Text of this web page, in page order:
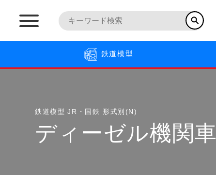
鉄道模型
鉄道模型 JR・国鉄 形式別(N)
ディーゼル機関車